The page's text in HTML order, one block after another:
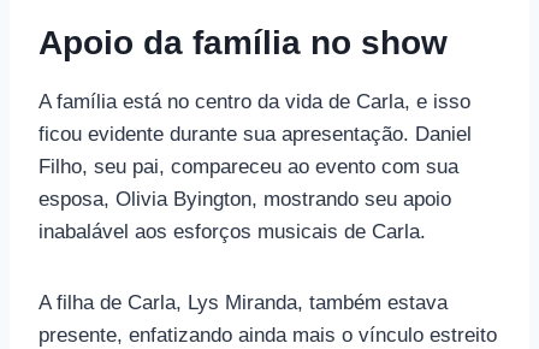
Apoio da família no show
A família está no centro da vida de Carla, e isso
ficou evidente durante sua apresentação. Daniel
Filho, seu pai, compareceu ao evento com sua
esposa, Olivia Byington, mostrando seu apoio
inabalável aos esforços musicais de Carla.
A filha de Carla, Lys Miranda, também estava
presente, enfatizando ainda mais o vínculo estreito